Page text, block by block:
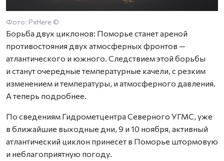
Фото: PxHere ©
Борьба двух циклонов: Поморье станет ареной
противостояния двух атмосферных фронтов —
атлантического и южного. Следствием этой борьбы
и станут очередные температурные качели, с резким
изменением и температуры, и атмосферного давления.
А теперь подробнее.
По сведениям Гидрометцентра Северного УГМС, уже
в ближайшие выходные дни, 9 и 10 ноября, активный
атлантический циклон принесет в Поморье штормовую
и неблагоприятную погоду.